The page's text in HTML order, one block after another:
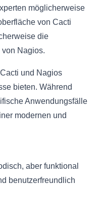
möglicherweise
von Cacti
die
Nagios.
und Nagios
bieten. Während
Anwendungsfälle
modernen und
aber funktional
benutzerfreundlich